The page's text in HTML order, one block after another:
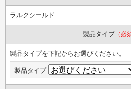
ラルクシールド
製品タイプ（必須
製品タイプを下記からお選びください。
製品タイプ